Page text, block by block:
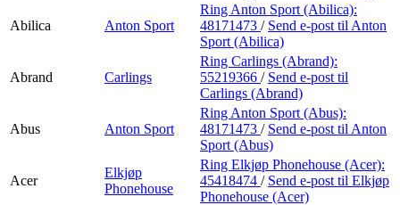
Kundeklubb
Abilica Anton Sport
Ring Anton Sport (Abilica):
48171473 / Send e-post til Anton
Sport (Abilica)
Abrand Carlings
Ring Carlings (Abrand):
55219366 / Send e-post til
Carlings (Abrand)
Abus Anton Sport
Ring Anton Sport (Abus):
48171473 / Send e-post til Anton
Sport (Abus)
Acer
Elkjøp
Phonehouse
Ring Elkjøp Phonehouse (Acer):
45418474 / Send e-post til Elkjøp
Phonehouse (Acer)